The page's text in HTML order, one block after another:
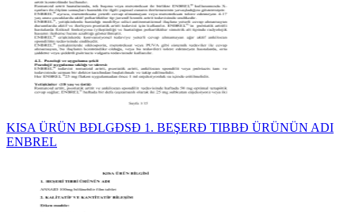
KISA ÜRÜN BĐLGĐSĐ 1. BEŞERĐ TIBBĐ ÜRÜNÜN ADI
ENBREL